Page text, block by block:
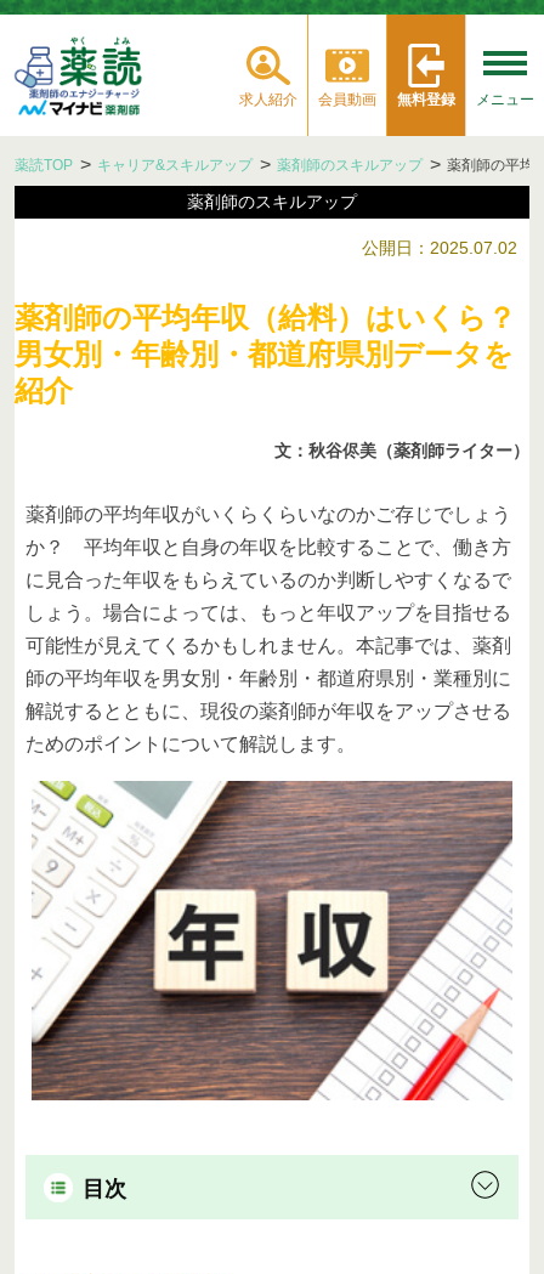
求人紹介 会員動画 無料登録 メニュー
薬読TOP キャリア&スキルアップ 薬剤師のスキルアップ 薬剤師の平均
薬剤師のスキルアップ
公開日：2025.07.02
薬剤師の平均年収（給料）はいくら？
男女別・年齢別・都道府県別データを
紹介
文：秋谷侭美（薬剤師ライター）
薬剤師の平均年収がいくらくらいなのかご存じでしょう
か？ 平均年収と自身の年収を比較することで、働き方
に見合った年収をもらえているのか判断しやすくなるで
しょう。場合によっては、もっと年収アップを目指せる
可能性が見えてくるかもしれません。本記事では、薬剤
師の平均年収を男女別・年齢別・都道府県別・業種別に
解説するとともに、現役の薬剤師が年収をアップさせる
ためのポイントについて解説します。
目次